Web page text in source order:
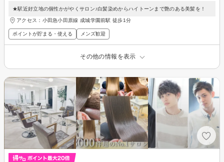
★駅近好立地の個性かがやくサロン♪白髪染めからハイトーンまで艶のある美髪を！
アクセス：小田急小田原線 成城学園前駅 徒歩1分
ポイントが貯まる・使える メンズ歓迎
その他の情報を表示